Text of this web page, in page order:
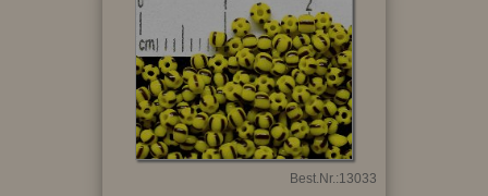
Best.Nr.:13033